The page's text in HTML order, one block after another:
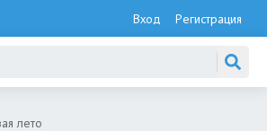
Вход Регистрация
лето